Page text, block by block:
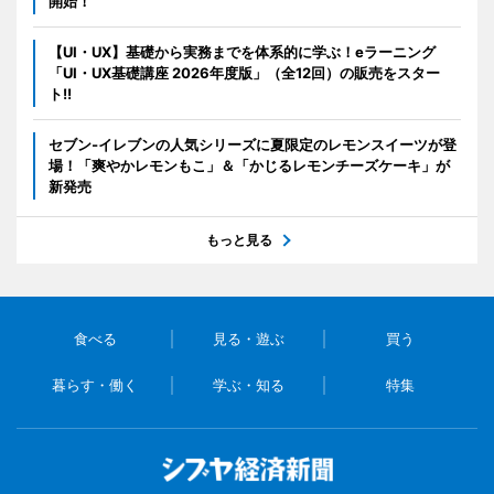
【UI・UX】基礎から実務までを体系的に学ぶ！eラーニング
「UI・UX基礎講座 2026年度版」（全12回）の販売をスター
ト!!
セブン‐イレブンの人気シリーズに夏限定のレモンスイーツが登
場！「爽やかレモンもこ」＆「かじるレモンチーズケーキ」が
新発売
もっと見る
食べる 見る・遊ぶ 買う
暮らす・働く 学ぶ・知る 特集